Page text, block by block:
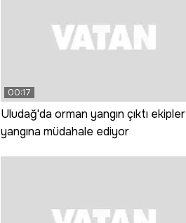
00:17
Uludağ'da orman yangın çıktı ekipler
yangına müdahale ediyor